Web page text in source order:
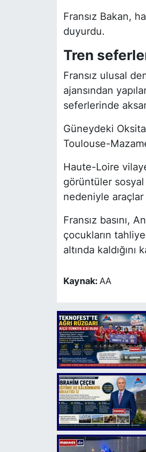
Fransız Bakan,
duyurdu.
Tren
Fransız ulusal
ajansından
seferlerinde
Güneydeki
Toulouse-
Haute-Loire
görüntüler sosyal
nedeniyle araçlar
Fransız basını,
çocukların
altında kaldığını
Kaynak: AA